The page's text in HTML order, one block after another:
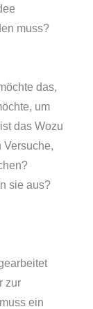
muss?
das,
um
das Wozu
Versuche,
sie aus?
zur
ein